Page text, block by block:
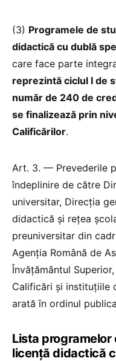
(3) Programele de
didactică cu dublă
care face parte
reprezintă ciclul I de
număr de 240 de
se finalizează prin
Calificărilor.
Art. 3. — Prevederile
îndeplinire de către
universitar, Direcția
didactică și rețea
preuniversitar din
Agenția Română de
Învățământul
Calificări și instituțiile
arată în ordinul
Lista
licență didactică